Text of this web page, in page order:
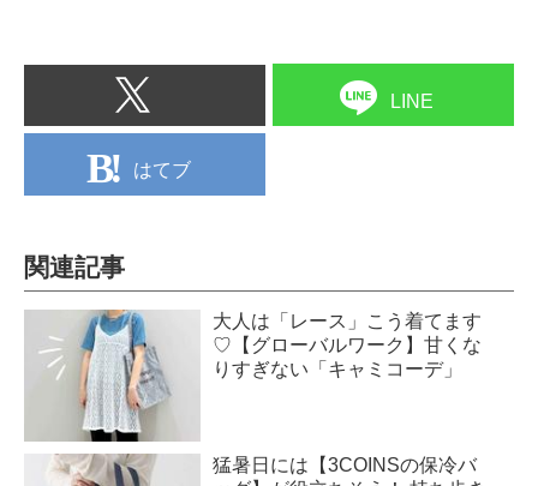
LINE
はてブ
関連記事
大人は「レース」こう着てます
♡【グローバルワーク】甘くな
りすぎない「キャミコーデ」
猛暑日には【3COINSの保冷バ